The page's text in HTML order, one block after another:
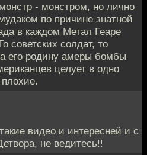
- монстром, но лично
по причине знатной
в каждом Метал Геаре
советских солдат, то
его родину амеры бомбы
целует в одно
видео и интересней и с
не ведитесь!!